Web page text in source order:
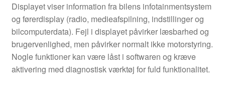
Displayet viser information fra bilens infotainmentsystem
og førerdisplay (radio, medieafspilning, indstillinger og
bilcomputerdata). Fejl i displayet påvirker læsbarhed og
brugervenlighed, men påvirker normalt ikke motorstyring.
Nogle funktioner kan være låst i softwaren og kræve
aktivering med diagnostisk værktøj for fuld funktionalitet.